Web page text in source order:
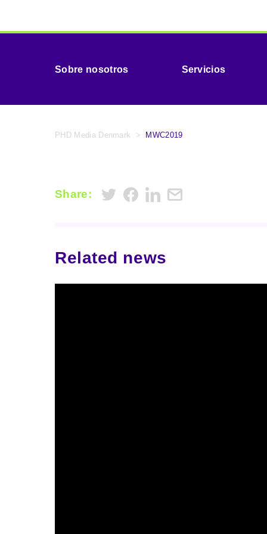
Sobre nosotros Servicios
PHD Media Denmark > MWC2019
Share:
Related news